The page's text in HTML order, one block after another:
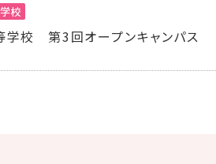
校
学校 第3回オープンキャンパス